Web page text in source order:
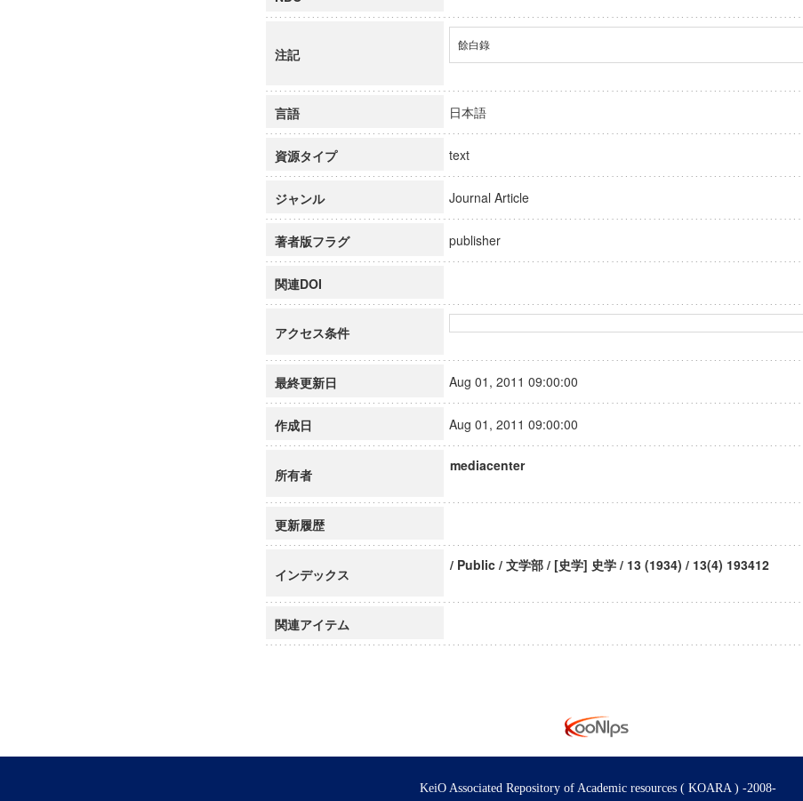
注記
餘白錄
言語 日本語
資源タイプ text
ジャンル Journal Article
著者版フラグ publisher
関連DOI
アクセス条件
最終更新日 Aug 01, 2011 09:00:00
作成日 Aug 01, 2011 09:00:00
所有者
mediacenter
更新履歴
インデックス
/ Public / 文学部 / [史学] 史学 / 13 (1934) / 13(4) 193412
関連アイテム
KeiO Associated Repository of Academic resources ( KOARA ) -2008-